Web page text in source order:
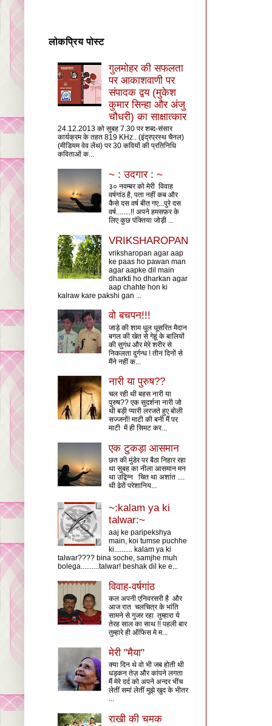
लोकप्रिय पोस्ट
गुलमोहर की सफलता
पर आकाशवाणी पर
संपादक द्वय (मुकेश
कुमार सिन्हा और अंजु
चौधरी) का साक्षात्कार
24.12.2013 को सुबह 7.30 पर शब्द-संसार
कार्यक्रम के तहत 819 KHz.. (इंद्रप्रस्थ चैनल)
(मीडियम वेव लेंथ) पर 30 कवियों की प्रतिनिधि
कविताओं क...
~ : उदगार : ~
३० नवम्बर को मेरी विवाह
वर्षगांठ है, पता नहीं कब और
कैसे दस वर्ष बीत गए...पुरे दस
वर्ष........!! अपने हमसफ़र के
लिए कुछ पंक्तिया जोड़ी ...
VRIKSHAROPAN
vriksharopan agar aap
ke paas ho pawan man
agar aapke dil main
dharkti ho dharkan agar
aap chahte hon ki
kalraw kare pakshi gan ...
वो बचपन!!!
जाड़े की शाम धुल धूसरित मैदान
बगल की खेत से गेहूं के बालियों
की सुगंध और मेरे शरीर से
निकलता दुर्गन्ध ! तीन दिनों से
मैंने नहीं क...
नारी या पुरुष??
चल रही थी बहस नारी या
पुरुष?? एक सुदर्शना नारी जो
थी बड़ी प्यारी लरजते हुए बोली
सज्जनों! माटी की बनी मैं पर
माटी में ही सिमट कर...
एक टुकड़ा आसमान
छत की मुंडेर पर बैठा निहार रहा
था सुबह का नीला आसमान मन
था उद्विग्न चित था अशांत ....
थी ढेरों परेशानिय...
~:kalam ya ki
talwar:~
aaj ke paripekshya
main, koi tumse puchhe
ki.......... kalam ya ki
talwar???? bina soche, samjhe muh
bolega..........talwar! beshak dil ke e...
विवाह-वर्षगांठ
कल अपनी एनिवरसरी है और
आज रात चलचित्र के भांति
सामने से गुजर रहा तुम्हारा ये
तेरह साल का साथ !! पहली बार
तुम्हारे ही ऑफिस मे म...
मेरी "मैया"
क्या दिन थे वो भी जब होती थी
धड़कन तेज़ और कांपने लगता
मैं मेरे दर्द को अपने अन्दर भींच
लेतीं समां लेतीं मुझे खुद के भीतर
...
राखी की चमक